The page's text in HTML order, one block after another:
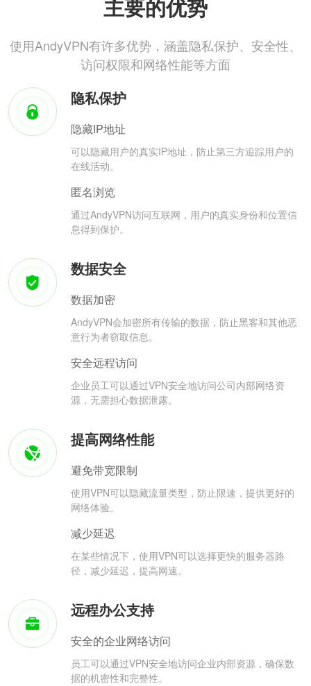
主要的优势
使用AndyVPN有许多优势，涵盖隐私保护、安全性、
访问权限和网络性能等方面
隐私保护
隐藏IP地址
可以隐藏用户的真实IP地址，防止第三方追踪用户的
在线活动。
匿名浏览
通过AndyVPN访问互联网，用户的真实身份和位置信
息得到保护。
数据安全
数据加密
AndyVPN会加密所有传输的数据，防止黑客和其他恶
意行为者窃取信息。
安全远程访问
企业员工可以通过VPN安全地访问公司内部网络资
源，无需担心数据泄露。
提高网络性能
避免带宽限制
使用VPN可以隐藏流量类型，防止限速，提供更好的
网络体验。
减少延迟
在某些情况下，使用VPN可以选择更快的服务器路
径，减少延迟，提高网速。
远程办公支持
安全的企业网络访问
员工可以通过VPN安全地访问企业内部资源，确保数
据的机密性和完整性。